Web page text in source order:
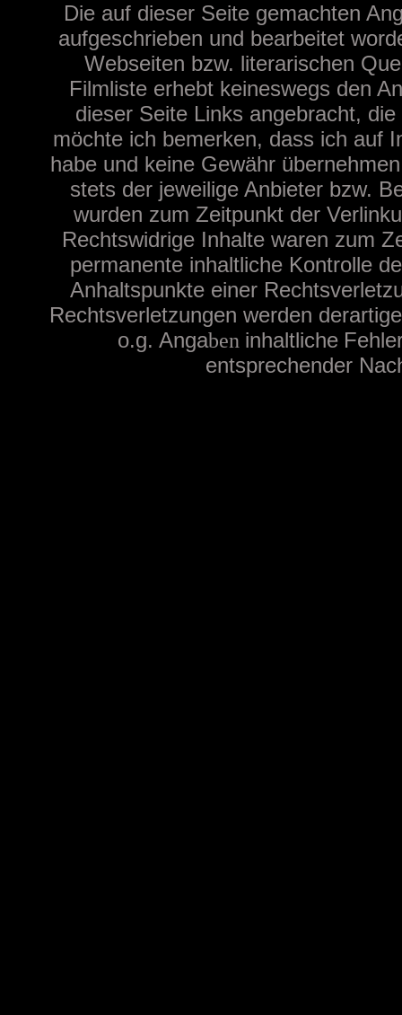
Die auf dieser Seite gemachten
aufgeschrieben und bearbeitet
Webseiten bzw. literarischen
Filmliste erhebt keineswegs den
dieser Seite Links angebracht,
möchte ich bemerken, dass ich auf
habe und keine Gewähr
stets der jeweilige Anbieter bzw.
wurden zum Zeitpunkt der
Rechtswidrige Inhalte waren zum
permanente inhaltliche Kontrolle
Anhaltspunkte einer
Rechtsverletzungen werden
o.g. Angaben inhaltliche
entsprechender